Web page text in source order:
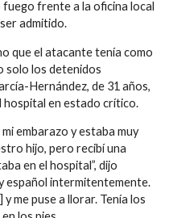
frente a la oficina local
admitido.
que el atacante tenía como
solo los detenidos
Hernández, de 31 años,
hospital en estado crítico.
embarazo y estaba muy
hijo, pero recibí una
en el hospital”, dijo
español intermitentemente.
me puse a llorar. Tenía los